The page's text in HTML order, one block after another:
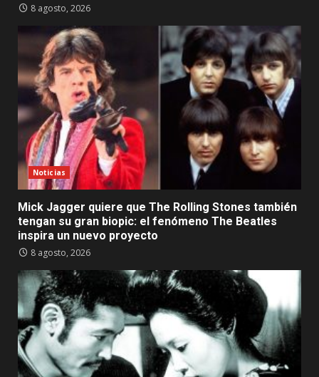
8 agosto, 2026
Noticias
Mick Jagger quiere que The Rolling Stones también
tengan su gran biopic: el fenómeno The Beatles
inspira un nuevo proyecto
8 agosto, 2026